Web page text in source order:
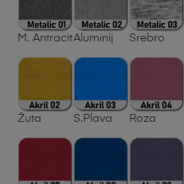
M. AntracitAluminij Srebro
Žuta S.Plava Roza